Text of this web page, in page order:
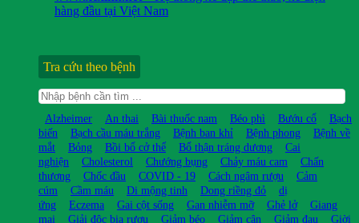
hàng đầu tại Việt Nam
Tra cứu theo bệnh
Alzheimer An thai Bài thuốc nam Béo phì Bướu cổ
Bạch
biến
Bạch cầu máu trắng Bệnh ban khỉ Bệnh phong
Bệnh về
mắt
Bỏng Bồi bổ cở thể Bổ thận tráng dương
Cai
nghiện
Cholesterol Chướng bụng Chảy máu cam
Chấn
thương
Chốc đầu COVID - 19 Cách ngâm rượu
Cảm
cúm
Cầm máu Di mộng tinh Dong riềng đỏ
dị
ứng
Eczema Gai cột sống Gan nhiễm mỡ Ghẻ lở
Giang
mai
Giải độc bia rượu Giảm béo Giảm cân Giảm đau
Giời